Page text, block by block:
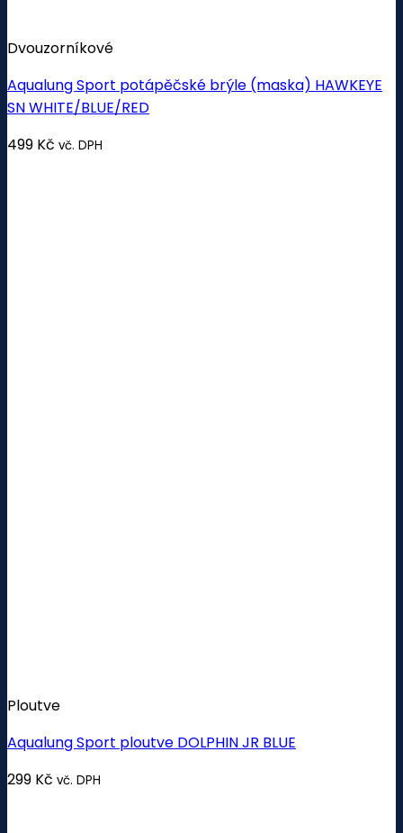
Dvouzorníkové
Aqualung Sport potápěčské brýle (maska) HAWKEYE
SN WHITE/BLUE/RED
499 Kč vč. DPH
Ploutve
Aqualung Sport ploutve DOLPHIN JR BLUE
299 Kč vč. DPH